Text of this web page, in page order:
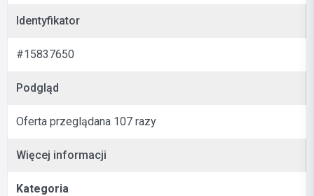
Identyfikator
#15837650
Podgląd
Oferta przeglądana 107 razy
Więcej informacji
Kategoria